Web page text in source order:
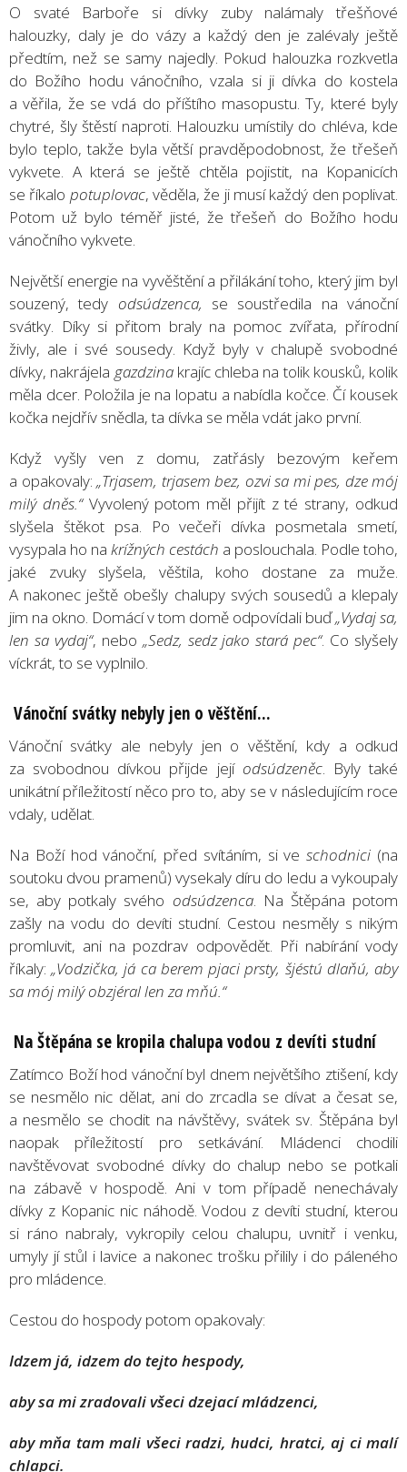
O svaté Barboře si dívky zuby nalámaly třešňové
halouzky, daly je do vázy a každý den je zalévaly ještě
předtím, než se samy najedly. Pokud halouzka rozkvetla
do Božího hodu vánočního, vzala si ji dívka do kostela
a věřila, že se vdá do příštího masopustu. Ty, které byly
chytré, šly štěstí naproti. Halouzku umístily do chléva, kde
bylo teplo, takže byla větší pravděpodobnost, že třešeň
vykvete. A která se ještě chtěla pojistit, na Kopanicích
se říkalo potuplovac, věděla, že ji musí každý den poplivat.
Potom už bylo téměř jisté, že třešeň do Božího hodu
vánočního vykvete.
Největší energie na vyvěštění a přilákání toho, který jim byl
souzený, tedy odsúdzenca, se soustředila na vánoční
svátky. Díky si přitom braly na pomoc zvířata, přírodní
živly, ale i své sousedy. Když byly v chalupě svobodné
dívky, nakrájela gazdzinakrajíc chleba na tolik kousků, kolik
měla dcer. Položila je na lopatu a nabídla kočce. Čí kousek
kočka nejdřív snědla, ta dívka se měla vdát jako první.
Když vyšly ven z domu, zatřásly bezovým keřem
a opakovaly: „Trjasem, trjasem bez, ozvi sa mi pes, dze mój
milý dněs.“ Vyvolený potom měl přijít z té strany, odkud
slyšela štěkot psa. Po večeři dívka posmetala smetí,
vysypala ho na krížných cestách a poslouchala. Podle toho,
jaké zvuky slyšela, věštila, koho dostane za muže.
A nakonec ještě obešly chalupy svých sousedů a klepaly
jim na okno. Domácí v tom domě odpovídali buď„Vydaj sa,
len sa vydaj“, nebo „Sedz, sedz jako stará pec“. Co slyšely
víckrát, to se vyplnilo.
Vánoční svátky nebyly jen o věštění...
Vánoční svátky ale nebyly jen o věštění, kdy a odkud
za svobodnou dívkou přijde její odsúdzeněc. Byly také
unikátní příležitostí něco pro to, aby se v následujícím roce
vdaly, udělat.
Na Boží hod vánoční, před svítáním, si veschodnici (na
soutoku dvou pramenů) vysekaly díru do ledu a vykoupaly
se, aby potkaly svého odsúdzenca. Na Štěpána potom
zašly na vodu do devíti studní. Cestou nesměly s nikým
promluvit, ani na pozdrav odpovědět. Při nabírání vody
říkaly:„Vodzička, já ca berem pjaci prsty, šjéstú dlaňú, aby
sa mój milý obzjéral len za mňú.“
Na Štěpána se kropila chalupa vodou z devíti studní
Zatímco Boží hod vánoční byl dnem největšího ztišení, kdy
se nesmělo nic dělat, ani do zrcadla se dívat a česat se,
a nesmělo se chodit na návštěvy, svátek sv. Štěpána byl
naopak příležitostí pro setkávání. Mládenci chodili
navštěvovat svobodné dívky do chalup nebo se potkali
na zábavě v hospodě. Ani v tom případě nenechávaly
dívky z Kopanic nic náhodě. Vodou z devíti studní, kterou
si ráno nabraly, vykropily celou chalupu, uvnitř i venku,
umyly jí stůl i lavice a nakonec trošku přilily i do páleného
pro mládence.
Cestou do hospody potom opakovaly:
Idzem já, idzem do tejto hespody,
aby sa mi zradovali všeci dzejací mládzenci,
aby mňa tam mali všeci radzi, hudci, hratci, aj ci malí
chlapci.